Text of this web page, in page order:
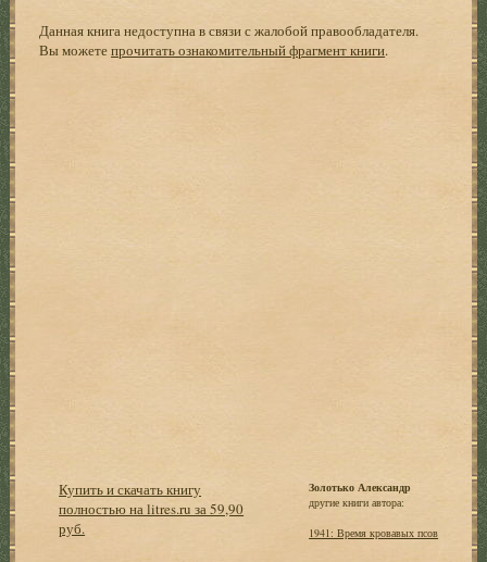
Данная книга недоступна в связи с жалобой правообладателя.
Вы можетепрочитать ознакомительный фрагмент книги.
Купить и скачать книгу
полностью на litres.ru за 59,90
руб.
Золотько Александр
другие книги автора:
1941: Время кровавых псов